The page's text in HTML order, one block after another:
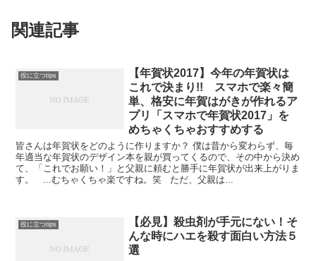
関連記事
役に立つtips
【年賀状2017】今年の年賀状は
これで決まり!! スマホで楽々簡
単、格安に年賀はがきが作れるア
プリ「スマホで年賀状2017」を
めちゃくちゃおすすめする
皆さんは年賀状をどのように作りますか？ 僕は昔から変わらず、毎
年適当な年賀状のデザイン本を親が買ってくるので、その中から決め
て、「これでお願い！」と父親に頼むと勝手に年賀状が出来上がりま
す。 …むちゃくちゃ楽ですね。笑 ただ、父親は...
役に立つtips
【必見】殺虫剤が手元にない！そ
んな時にハエを殺す面白い方法５
選